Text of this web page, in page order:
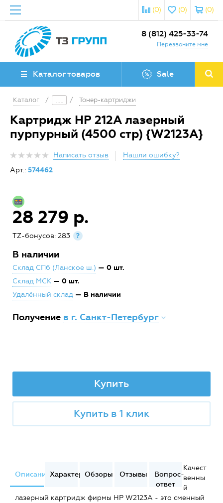
(0)
(0)
(0)
8 (812) 425-33-74
Перезвоните мне
Каталог товаров Sale
Каталог / / Тонер-картриджи
Картридж HP 212A лазерный
пурпурный (4500 стр) {W2123A}
Написать отзыв
Нашли ошибку?
Арт.: 574462
28 279 р.
TZ-бонусов: 283 ?
В наличии
Склад СПб (Ланское ш.) — 0 шт.
Склад МСК — 0 шт.
Удалённый склад — В наличии
Получение в г. Санкт-Петербург
Купить
Купить в 1 клик
ОписаниеХарактеристики
Обзоры Отзывы
Вопрос-
ответ
Качест
венны
й
лазерный картридж фирмы HP W2123A - это сменный